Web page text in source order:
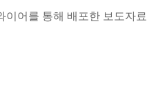
이어를 통해 배포한 보도자